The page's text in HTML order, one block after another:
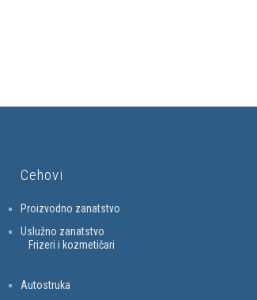
Cehovi
Proizvodno zanatstvo
Uslužno zanatstvo
Frizeri i kozmetičari
Autostruka